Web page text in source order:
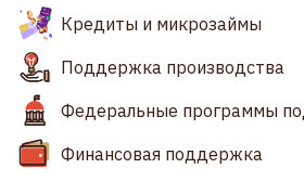
Кредиты и микрозаймы
Поддержка производства
Федеральные программы
Финансовая поддержка